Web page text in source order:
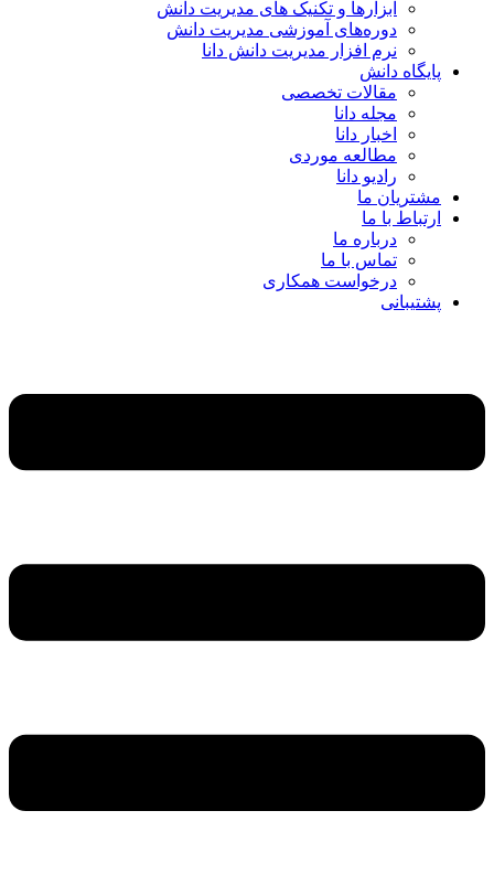
ابزارها و تکنیک‌ های مدیریت دانش
دوره‌های آموزشی مدیریت دانش
نرم افزار مدیریت دانش دانا
پایگاه دانش
مقالات تخصصی
مجله دانا
اخبار دانا
مطالعه موردی
رادیو دانا
مشتریان ما
ارتباط با ما
درباره ما
تماس با ما
درخواست همکاری
پشتیبانی